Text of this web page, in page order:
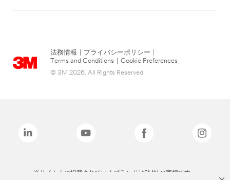
法務情報 プライバシーポリシー
Terms and Conditions
Cookie Preferences
© 3M 2026. All Rights Reserved.
当サイト上に掲載されているブランドは3M社の商標です。